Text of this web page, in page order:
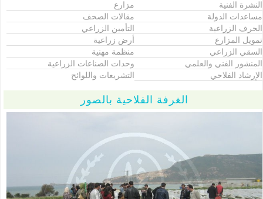
النشرة الفنية
مزارع
مساعدات الدولة
مقالات الصحف
الحرف الزراعية
التأمين الزراعي
تمويل المزارع
أرض زراعية
السقي الزراعي
منظمة مهنية
المنشور الفني والعلمي
وحدات الصناعات الزراعية
الإرشاد الفلاحي
التشريعات واللوائح
الغرفة الفلاحية بالصور